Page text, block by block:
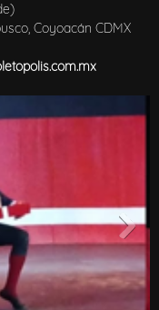
Coyoacán CDMX